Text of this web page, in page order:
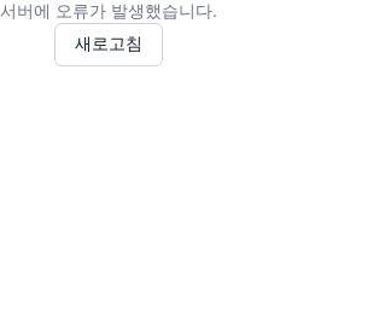
서버에 오류가 발생했습니다.
새로고침